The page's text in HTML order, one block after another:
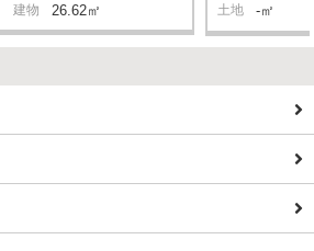
建物 26.62㎡ 土地 -㎡